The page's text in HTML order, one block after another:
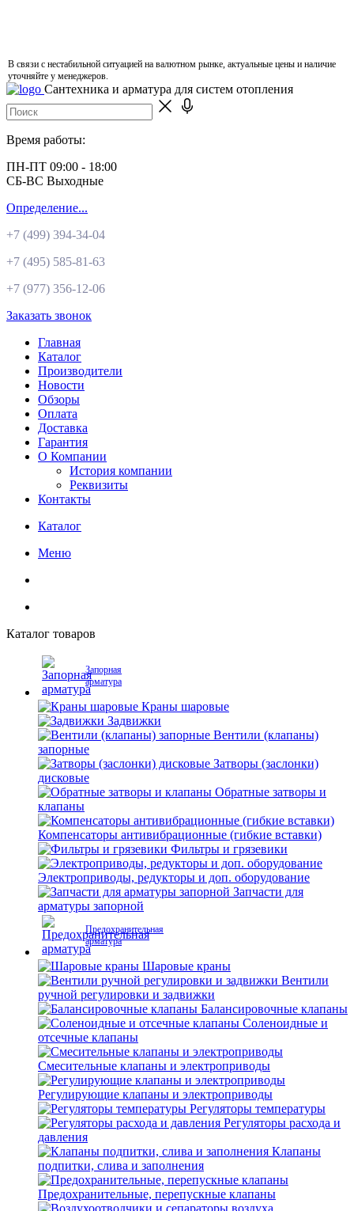
В связи с нестабильной ситуацией на валютном рынке, актуальные цены и наличие
уточняйте у менеджеров.
Сантехника и арматура для систем отопления
Время работы:
ПН-ПТ 09:00 - 18:00
СБ-ВС Выходные
Определение...
+7 (499) 394-34-04
+7 (495) 585-81-63
+7 (977) 356-12-06
Заказать звонок
Главная
Каталог
Производители
Новости
Обзоры
Оплата
Доставка
Гарантия
О Компании
История компании
Реквизиты
Контакты
Каталог
Меню
Каталог товаров
Запорная
арматура
Краны шаровые
Задвижки
Вентили (клапаны)
запорные
Затворы (заслонки)
дисковые
Обратные затворы и
клапаны
Компенсаторы антивибрационные (гибкие вставки)
Фильтры и грязевики
Электроприводы, редукторы и доп. оборудование
Запчасти для
арматуры запорной
Предохранительная
арматура
Шаровые краны
Вентили
ручной регулировки и задвижки
Балансировочные клапаны
Соленоидные и
отсечные клапаны
Смесительные клапаны и электроприводы
Регулирующие клапаны и электроприводы
Регуляторы температуры
Регуляторы расхода и
давления
Клапаны
подпитки, слива и заполнения
Предохранительные, перепускные клапаны